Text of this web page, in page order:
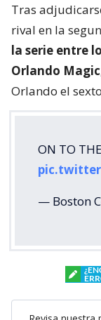
Tras
rival en la
la serie entre
Orlando Magic
Orlando el
ON TO
— Boston